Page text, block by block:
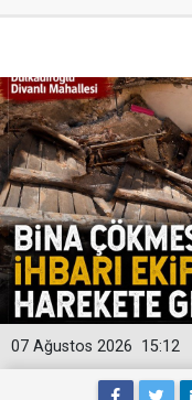
15:12
07 Ağustos 2026